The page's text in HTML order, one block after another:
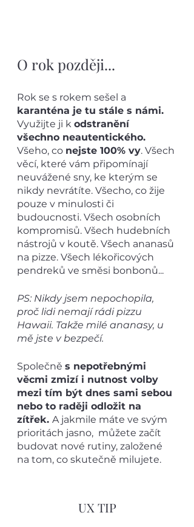
O rok později...
Rok se s rokem sešel a
karanténa je tu stále s námi.
Využijte ji k odstranění
všechno neautentického.
Všeho, co nejste 100% vy. Všech
věcí, které vám připomínají
neuvážené sny, ke kterým se
nikdy nevrátíte. Všecho, co žije
pouze v minulosti či
budoucnosti. Všech osobních
kompromisů. Všech hudebních
nástrojů v koutě. Všech ananasů
na pizze. Všech lékořicových
pendreků ve směsi bonbonů...
PS: Nikdy jsem nepochopila,
proč lidi nemají rádi pizzu
Hawaii. Takže milé ananasy, u
mě jste v bezpečí.
Společně s nepotřebnými
věcmi zmizí i nutnost volby
mezi tím být dnes sami sebou
nebo to raději odložit na
zítřek. A jakmile máte ve svým
prioritách jasno,  můžete začít
budovat nové rutiny, založené
na tom, co skutečně milujete.
UX TIP